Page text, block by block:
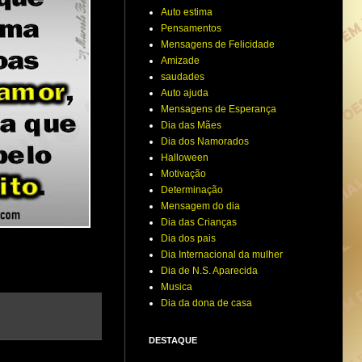
Auto estima
Pensamentos
Mensagens de Felicidade
Amizade
saudades
Auto ajuda
Mensagens de Esperança
Dia das Mães
Dia dos Namorados
Halloween
Motivação
Determinação
Mensagem do dia
Dia das Crianças
Dia dos pais
Dia Internacional da mulher
Dia de N.S. Aparecida
Musica
Dia da dona de casa
DESTAQUE